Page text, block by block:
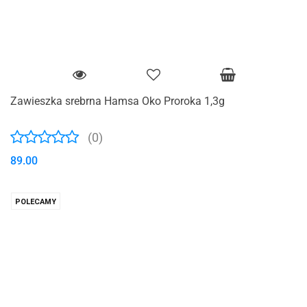
Zawieszka srebrna Hamsa Oko Proroka 1,3g
(0)
89.00
POLECAMY